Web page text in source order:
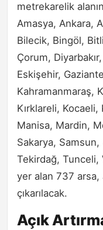
metrekarelik
Amasya, Ankara,
Bilecik, Bingöl,
Çorum,
Eskişehir,
Kahramanmaraş,
Kırklareli,
Manisa, Mardin,
Sakarya, Samsun,
Tekirdağ, Tunceli,
yer alan 737 arsa,
çıkarılacak.
Açık